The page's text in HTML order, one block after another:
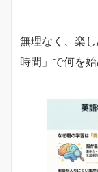
無理なく、楽
時間」で何を